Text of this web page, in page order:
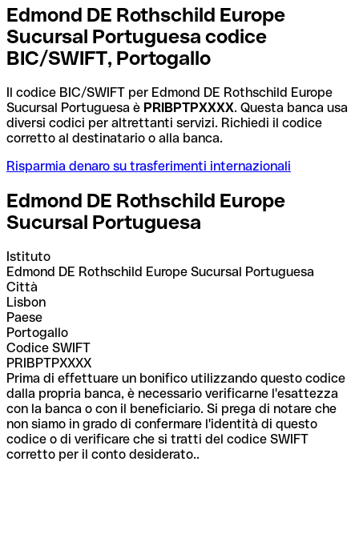
Edmond DE Rothschild Europe
Sucursal Portuguesa codice
BIC/SWIFT, Portogallo
Il codice BIC/SWIFT per Edmond DE Rothschild Europe
Sucursal Portuguesa è PRIBPTPXXXX. Questa banca usa
diversi codici per altrettanti servizi. Richiedi il codice
corretto al destinatario o alla banca.
Risparmia denaro su trasferimenti internazionali
Edmond DE Rothschild Europe
Sucursal Portuguesa
Istituto
Edmond DE Rothschild Europe Sucursal Portuguesa
Città
Lisbon
Paese
Portogallo
Codice SWIFT
PRIBPTPXXXX
Prima di effettuare un bonifico utilizzando questo codice
dalla propria banca, è necessario verificarne l'esattezza
con la banca o con il beneficiario. Si prega di notare che
non siamo in grado di confermare l'identità di questo
codice o di verificare che si tratti del codice SWIFT
corretto per il conto desiderato..